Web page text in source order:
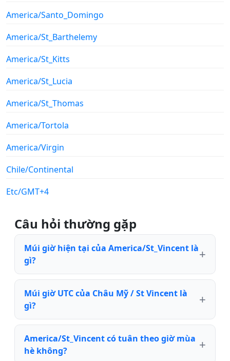
America/Santo_Domingo
America/St_Barthelemy
America/St_Kitts
America/St_Lucia
America/St_Thomas
America/Tortola
America/Virgin
Chile/Continental
Etc/GMT+4
Câu hỏi thường gặp
Múi giờ hiện tại của America/St_Vincent là
gì?
Múi giờ UTC của Châu Mỹ / St Vincent là
gì?
America/St_Vincent có tuân theo giờ mùa
hè không?